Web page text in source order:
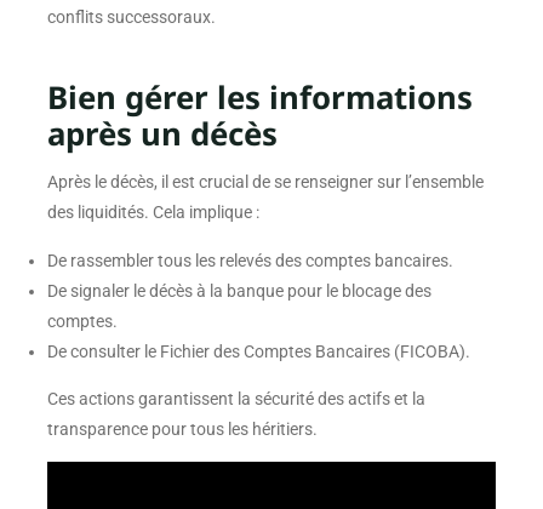
conflits successoraux.
Bien gérer les informations
après un décès
Après le décès, il est crucial de se renseigner sur l’ensemble
des liquidités. Cela implique :
De rassembler tous les relevés des comptes bancaires.
De signaler le décès à la banque pour le blocage des
comptes.
De consulter le Fichier des Comptes Bancaires (FICOBA).
Ces actions garantissent la sécurité des actifs et la
transparence pour tous les héritiers.